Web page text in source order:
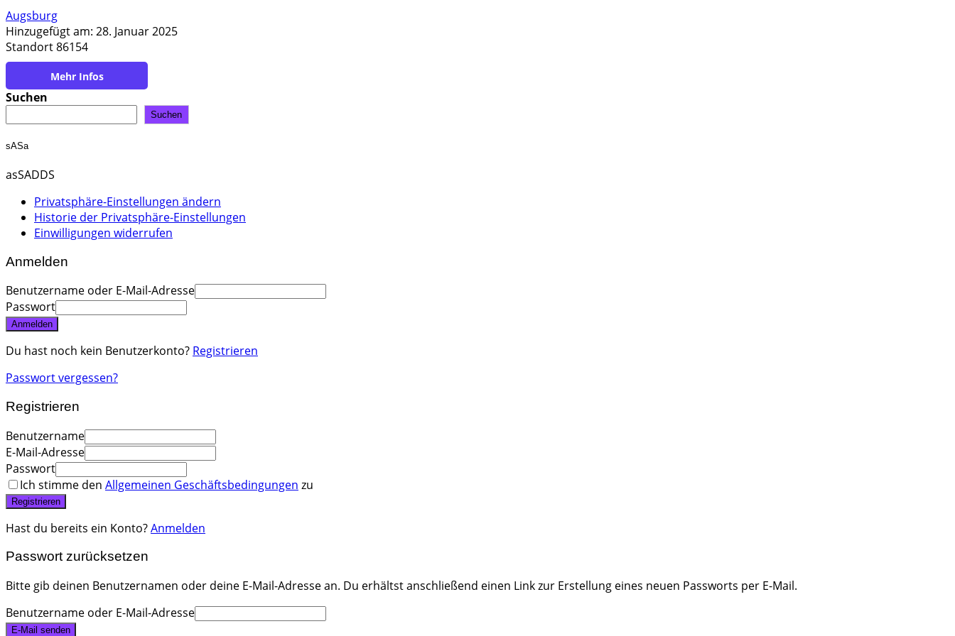
Augsburg
Hinzugefügt am: 28. Januar 2025
Standort 86154
https://www.ib-holzbau.de/seminare-ingenieure
Suchen
Suchen
sASa
asSADDS
Privatsphäre-Einstellungen ändern
Historie der Privatsphäre-Einstellungen
Einwilligungen widerrufen
Anmelden
Benutzername oder E-Mail-Adresse
Passwort
Anmelden
Du hast noch kein Benutzerkonto? Registrieren
Passwort vergessen?
Registrieren
Benutzername
E-Mail-Adresse
Passwort
Ich stimme den Allgemeinen Geschäftsbedingungen zu
Registrieren
Hast du bereits ein Konto?Anmelden
Passwort zurücksetzen
Bitte gib deinen Benutzernamen oder deine E-Mail-Adresse an. Du erhältst anschließend einen Link zur Erstellung eines neuen Passworts per E-Mail.
Benutzername oder E-Mail-Adresse
E-Mail senden